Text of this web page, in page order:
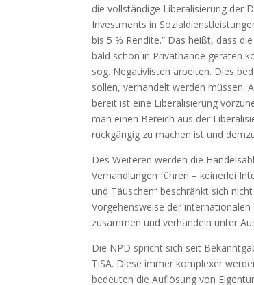
die vollständige Liberalisierung der
Investments in
bis 5 % Rendite.“ Das heißt, dass
bald schon in Privathände geraten
sog. Negativlisten arbeiten. Dies
sollen, verhandelt werden müssen.
bereit ist eine Liberalisierung
man einen Bereich aus der
rückgängig zu machen ist und
Des Weiteren werden die
Verhandlungen führen – keinerlei
und Täuschen“ beschränkt sich
Vorgehensweise der
zusammen und verhandeln unter
Die NPD spricht sich seit
TiSA. Diese immer komplexer
bedeuten die Auflösung von